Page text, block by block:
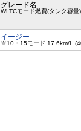
グレード名
WLTCモード燃費(タンク容量)
イージー
※10・15モード 17.6km/L